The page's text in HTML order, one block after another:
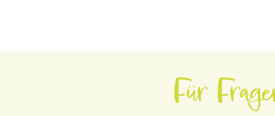
Für